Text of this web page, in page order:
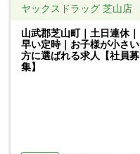
ヤックスドラッグ 芝山店
山武郡芝山町｜土日連休｜
早い定時｜お子様が小さい
方に選ばれる求人【社員募
集】